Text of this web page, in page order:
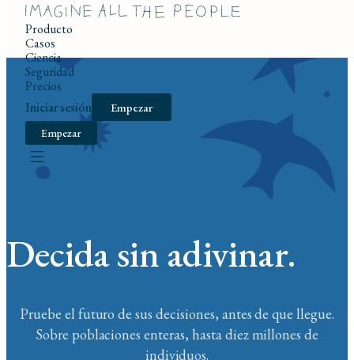
Producto
Casos
Ciencia
Seguridad
Precios
Iniciar sesión
Empezar
Empezar
Decida sin adivinar.
Pruebe el futuro de sus decisiones, antes de que llegue.
Sobre poblaciones enteras, hasta diez millones de
individuos.